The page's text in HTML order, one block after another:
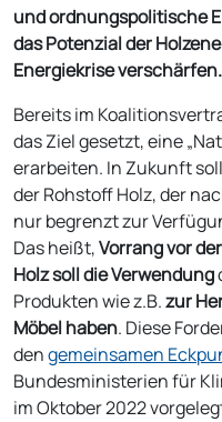
und ordnungspolitische
das Potenzial der
Energiekrise
Bereits im
das Ziel gesetzt, eine
erarbeiten. In Zukunft
der Rohstoff Holz, der
nur begrenzt zur
Das heißt,Vorrang vor
Holz soll die Verwendung
Produkten wie z.B.zur
Möbel haben. Diese
dengemeinsamen
Bundesministerien für
im Oktober 2022